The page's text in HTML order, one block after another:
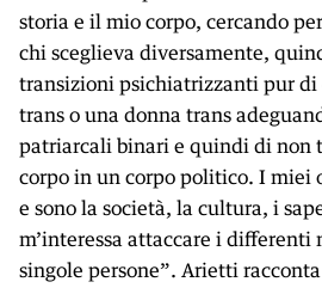
storia e il mio corpo, cercando
chi sceglieva diversamente,
transizioni psichiatrizzanti pur
trans o una donna trans
patriarcali binari e quindi di non
corpo in un corpo politico. I miei
e sono la società, la cultura, i
m’interessa attaccare i differenti
singole persone”. Arietti